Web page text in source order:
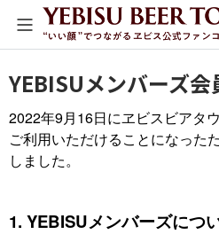
全体検索
YEBISUメンバーズ会
2022年9月16日にヱビスビアタ
ご利用いただけることになった
しました。
1. YEBISUメンバーズにつ